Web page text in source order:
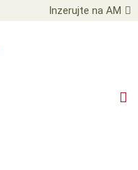
Inzerujte na AM